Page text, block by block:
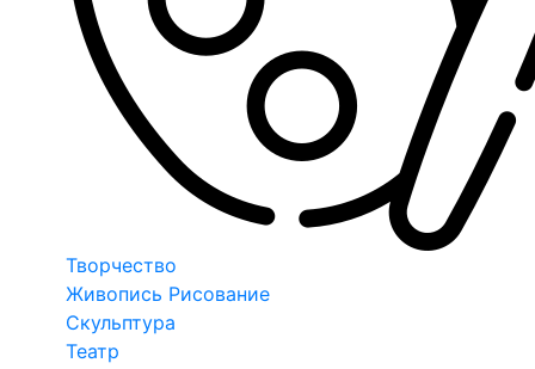
Творчество
Живопись Рисование
Скульптура
Театр